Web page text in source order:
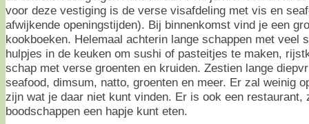
voor deze vestiging is de verse visafdeling met vis en
afwijkende openingstijden). Bij binnenkomst vind je een
kookboeken. Helemaal achterin lange schappen met veel
hulpjes in de keuken om sushi of pasteitjes te maken,
schap met verse groenten en kruiden. Zestien lange
seafood, dimsum, natto, groenten en meer. Er zal weinig
zijn wat je daar niet kunt vinden. Er is ook een restaurant,
boodschappen een hapje kunt eten.